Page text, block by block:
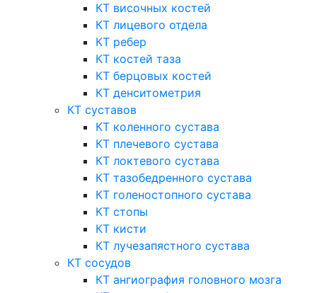
КТ височных костей
КТ лицевого отдела
КТ ребер
КТ костей таза
КТ берцовых костей
КТ денситометрия
КТ суставов
КТ коленного сустава
КТ плечевого сустава
КТ локтевого сустава
КТ тазобедренного сустава
КТ голеностопного сустава
КТ стопы
КТ кисти
КТ лучезапястного сустава
КТ сосудов
КТ ангиография головного мозга